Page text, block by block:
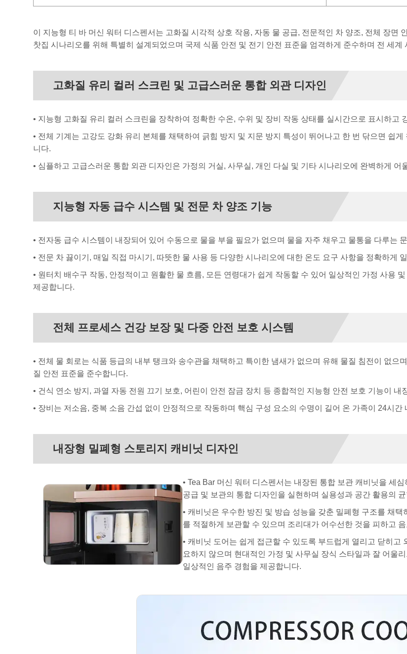
이 지능형 티 바 머신 워터 디스펜서는 고화질 시각적 상호 작용, 자동 물 공급, 전문적인 차 양조, 전체 장면
찻집 시나리오를 위해 특별히 설계되었으며 국제 식품 안전 및 전기 안전 표준을 엄격하게 준수하며 전 세
고화질 유리 컬러 스크린 및 고급스러운 통합 외관 디자인
• 지능형 고화질 유리 컬러 스크린을 장착하여 정확한 수온, 수위 및 장비 작동 상태를 실시간으로 표시하고
• 전체 기계는 고강도 강화 유리 본체를 채택하여 긁힘 방지 및 지문 방지 특성이 뛰어나고 한 번 닦으면 쉽
니다.
• 심플하고 고급스러운 통합 외관 디자인은 가정의 거실, 사무실, 개인 다실 및 기타 시나리오에 완벽하게
지능형 자동 급수 시스템 및 전문 차 양조 기능
• 전자동 급수 시스템이 내장되어 있어 수동으로 물을 부을 필요가 없으며 물을 자주 채우고 물통을 다루는
• 전문 차 끓이기, 매일 직접 마시기, 따뜻한 물 사용 등 다양한 시나리오에 대한 온도 요구 사항을 정확하게
• 원터치 배수구 작동, 안정적이고 원활한 물 흐름, 모든 연령대가 쉽게 작동할 수 있어 일상적인 가정 사용
제공합니다.
전체 프로세스 건강 보장 및 다중 안전 보호 시스템
• 전체 물 회로는 식품 등급의 내부 탱크와 송수관을 채택하고 특이한 냄새가 없으며 유해 물질 침전이 없으
질 안전 표준을 준수합니다.
• 건식 연소 방지, 과열 자동 전원 끄기 보호, 어린이 안전 잠금 장치 등 종합적인 지능형 안전 보호 기능이
• 장비는 저소음, 중복 소음 간섭 없이 안정적으로 작동하며 핵심 구성 요소의 수명이 길어 온 가족이 24시
내장형 밀폐형 스토리지 캐비닛 디자인
• Tea Bar 머신 워터 디스펜서는 내장된 통합 보관 캐비닛을 세
공급 및 보관의 통합 디자인을 실현하며 실용성과 공간 활용의
• 캐비닛은 우수한 방진 및 방습 성능을 갖춘 밀폐형 구조를 채
를 적절하게 보관할 수 있으며 조리대가 어수선한 것을 피하고
• 캐비닛 도어는 쉽게 접근할 수 있도록 부드럽게 열리고 닫히
요하지 않으며 현대적인 가정 및 사무실 장식 스타일과 잘 어울
일상적인 음주 경험을 제공합니다.